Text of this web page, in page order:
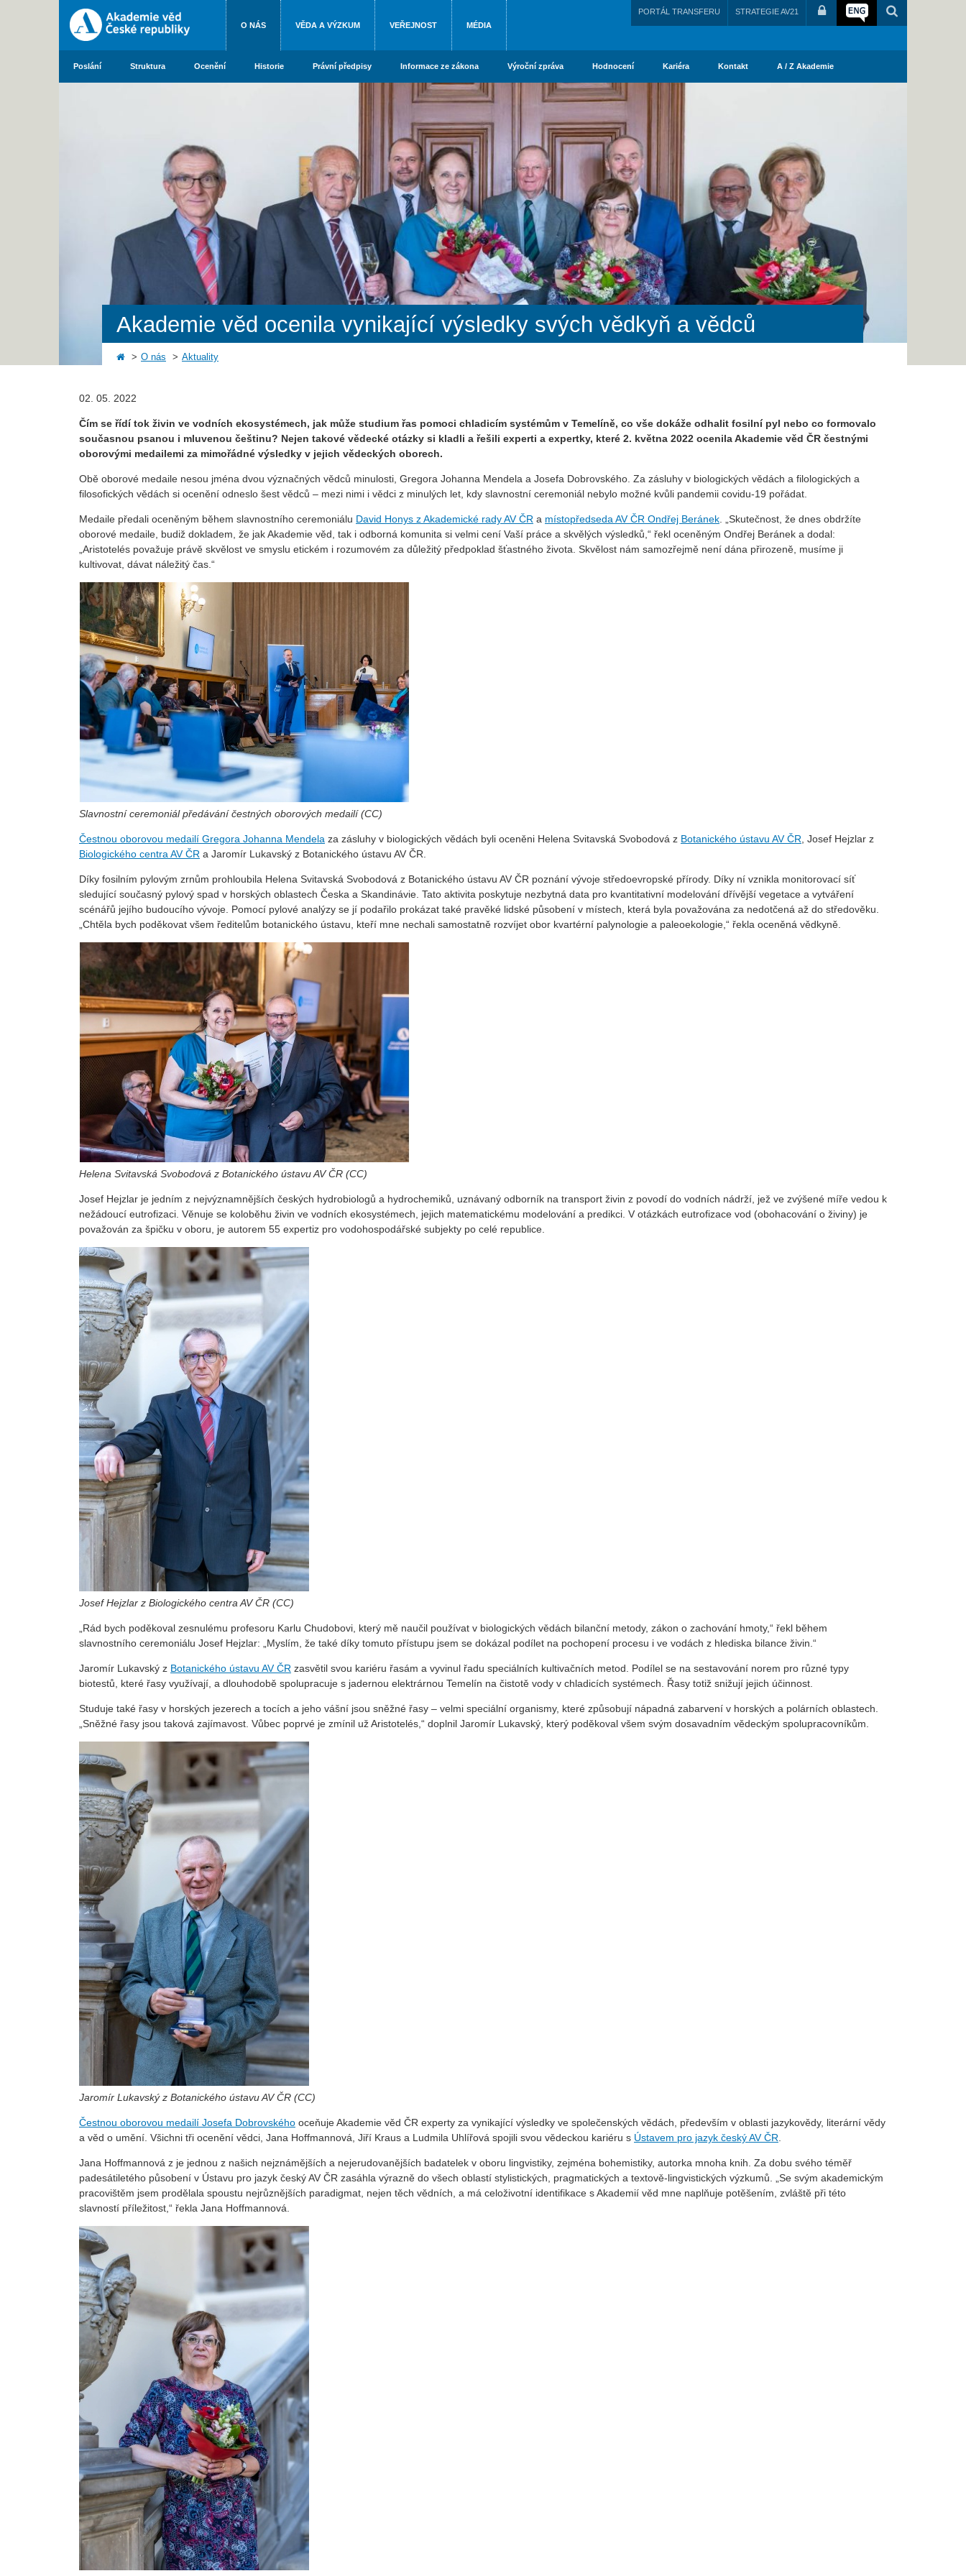
O NÁS VĚDA A VÝZKUM VEŘEJNOST MÉDIA
PORTÁL TRANSFERU STRATEGIE AV21
Poslání Struktura Ocenění Historie Právní předpisy Informace ze zákona Výroční zpráva Hodnocení Kariéra Kontakt A / Z Akademie
Akademie věd ocenila vynikající výsledky svých vědkyň a vědců
O nás Aktuality
02. 05. 2022
Čím se řídí tok živin ve vodních ekosystémech, jak může studium řas pomoci chladicím systémům v Temelíně, co vše dokáže odhalit fosilní pyl nebo co formovalo
současnou psanou i mluvenou češtinu? Nejen takové vědecké otázky si kladli a řešili experti a expertky, které 2. května 2022 ocenila Akademie věd ČR čestnými
oborovými medailemi za mimořádné výsledky v jejich vědeckých oborech.
Obě oborové medaile nesou jména dvou význačných vědců minulosti, Gregora Johanna Mendela a Josefa Dobrovského. Za zásluhy v biologických vědách a filologických a
filosofických vědách si ocenění odneslo šest vědců – mezi nimi i vědci z minulých let, kdy slavnostní ceremoniál nebylo možné kvůli pandemii covidu-19 pořádat.
Medaile předali oceněným během slavnostního ceremoniálu David Honys z Akademické rady AV ČR a místopředseda AV ČR Ondřej Beránek. „Skutečnost, že dnes obdržíte
oborové medaile, budiž dokladem, že jak Akademie věd, tak i odborná komunita si velmi cení Vaší práce a skvělých výsledků,“ řekl oceněným Ondřej Beránek a dodal:
„Aristotelés považuje právě skvělost ve smyslu etickém i rozumovém za důležitý předpoklad šťastného života. Skvělost nám samozřejmě není dána přirozeně, musíme ji
kultivovat, dávat náležitý čas.“
Slavnostní ceremoniál předávání čestných oborových medailí (CC)
Čestnou oborovou medailí Gregora Johanna Mendela za zásluhy v biologických vědách byli oceněni Helena Svitavská Svobodová z Botanického ústavu AV ČR, Josef Hejzlar z
Biologického centra AV ČR a Jaromír Lukavský z Botanického ústavu AV ČR.
Díky fosilním pylovým zrnům prohloubila Helena Svitavská Svobodová z Botanického ústavu AV ČR poznání vývoje středoevropské přírody. Díky ní vznikla monitorovací síť
sledující současný pylový spad v horských oblastech Česka a Skandinávie. Tato aktivita poskytuje nezbytná data pro kvantitativní modelování dřívější vegetace a vytváření
scénářů jejího budoucího vývoje. Pomocí pylové analýzy se jí podařilo prokázat také pravěké lidské působení v místech, která byla považována za nedotčená až do středověku.
„Chtěla bych poděkovat všem ředitelům botanického ústavu, kteří mne nechali samostatně rozvíjet obor kvartérní palynologie a paleoekologie,“ řekla oceněná vědkyně.
Helena Svitavská Svobodová z Botanického ústavu AV ČR (CC)
Josef Hejzlar je jedním z nejvýznamnějších českých hydrobiologů a hydrochemiků, uznávaný odborník na transport živin z povodí do vodních nádrží, jež ve zvýšené míře vedou k
nežádoucí eutrofizaci. Věnuje se koloběhu živin ve vodních ekosystémech, jejich matematickému modelování a predikci. V otázkách eutrofizace vod (obohacování o živiny) je
považován za špičku v oboru, je autorem 55 expertiz pro vodohospodářské subjekty po celé republice.
Josef Hejzlar z Biologického centra AV ČR (CC)
„Rád bych poděkoval zesnulému profesoru Karlu Chudobovi, který mě naučil používat v biologických vědách bilanční metody, zákon o zachování hmoty,“ řekl během
slavnostního ceremoniálu Josef Hejzlar: „Myslím, že také díky tomuto přístupu jsem se dokázal podílet na pochopení procesu i ve vodách z hlediska bilance živin.“
Jaromír Lukavský z Botanického ústavu AV ČR zasvětil svou kariéru řasám a vyvinul řadu speciálních kultivačních metod. Podílel se na sestavování norem pro různé typy
biotestů, které řasy využívají, a dlouhodobě spolupracuje s jadernou elektrárnou Temelín na čistotě vody v chladicích systémech. Řasy totiž snižují jejich účinnost.
Studuje také řasy v horských jezerech a tocích a jeho vášní jsou sněžné řasy – velmi speciální organismy, které způsobují nápadná zabarvení v horských a polárních oblastech.
„Sněžné řasy jsou taková zajímavost. Vůbec poprvé je zmínil už Aristotelés,“ doplnil Jaromír Lukavský, který poděkoval všem svým dosavadním vědeckým spolupracovníkům.
Jaromír Lukavský z Botanického ústavu AV ČR (CC)
Čestnou oborovou medailí Josefa Dobrovského oceňuje Akademie věd ČR experty za vynikající výsledky ve společenských vědách, především v oblasti jazykovědy, literární vědy
a věd o umění. Všichni tři ocenění vědci, Jana Hoffmannová, Jiří Kraus a Ludmila Uhlířová spojili svou vědeckou kariéru s Ústavem pro jazyk český AV ČR.
Jana Hoffmannová z je jednou z našich nejznámějších a nejerudovanějších badatelek v oboru lingvistiky, zejména bohemistiky, autorka mnoha knih. Za dobu svého téměř
padesátiletého působení v Ústavu pro jazyk český AV ČR zasáhla výrazně do všech oblastí stylistických, pragmatických a textově-lingvistických výzkumů. „Se svým akademickým
pracovištěm jsem prodělala spoustu nejrůznějších paradigmat, nejen těch vědních, a má celoživotní identifikace s Akademií věd mne naplňuje potěšením, zvláště při této
slavností příležitost,“ řekla Jana Hoffmannová.